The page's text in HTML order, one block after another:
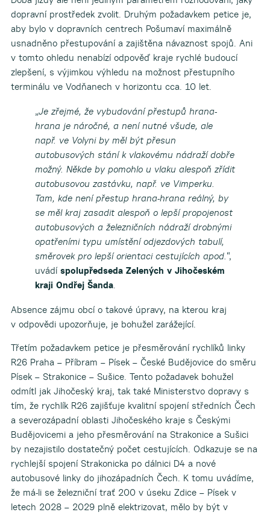
dopravní prostředek zvolit. Druhým požadavkem petice je,
aby bylo v dopravních centrech Pošumaví maximálně
usnadněno přestupování a zajištěna návaznost spojů. Ani
v tomto ohledu nenabízí odpověď kraje rychlé budoucí
zlepšení, s výjimkou výhledu na možnost přestupního
terminálu ve Vodňanech v horizontu cca. 10 let.
„Je zřejmé, že vybudování přestupů hrana-
hrana je náročné, a není nutné všude, ale
např. ve Volyni by měl být přesun
autobusových stání k vlakovému nádraží dobře
možný. Někde by pomohlo u vlaku alespoň zřídit
autobusovou zastávku, např. ve Vimperku.
Tam, kde není přestup hrana-hrana reálný, by
se měl kraj zasadit alespoň o lepší propojenost
autobusových a železničních nádraží drobnými
opatřeními typu umístění odjezdových tabulí,
směrovek pro lepší orientaci cestujících apod.“,
uvádí spolupředseda Zelených v Jihočeském
kraji Ondřej Šanda.
Absence zájmu obcí o takové úpravy, na kterou kraj
v odpovědi upozorňuje, je bohužel zarážející.
Třetím požadavkem petice je přesměrování rychlíků linky
R26 Praha – Příbram – Písek – České Budějovice do směru
Písek – Strakonice – Sušice. Tento požadavek bohužel
odmítl jak Jihočeský kraj, tak také Ministerstvo dopravy s
tím, že rychlík R26 zajišťuje kvalitní spojení středních Čech
a severozápadní oblasti Jihočeského kraje s Českými
Budějovicemi a jeho přesměrování na Strakonice a Sušici
by nezajistilo dostatečný počet cestujících. Odkazuje se na
rychlejší spojení Strakonicka po dálnici D4 a nové
autobusové linky do jihozápadních Čech. K tomu uvádíme,
že má-li se železniční trať 200 v úseku Zdice – Písek v
letech 2028 – 2029 plně elektrizovat, mělo by být v